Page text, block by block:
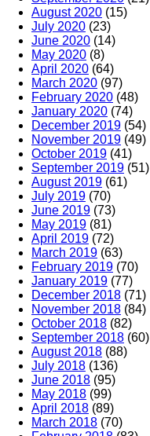
August 2020 (15)
July 2020 (23)
June 2020 (14)
May 2020 (8)
April 2020 (64)
March 2020 (97)
February 2020 (48)
January 2020 (74)
December 2019 (54)
November 2019 (49)
October 2019 (41)
September 2019 (51)
August 2019 (61)
July 2019 (70)
June 2019 (73)
May 2019 (81)
April 2019 (72)
March 2019 (63)
February 2019 (70)
January 2019 (77)
December 2018 (71)
November 2018 (84)
October 2018 (82)
September 2018 (60)
August 2018 (88)
July 2018 (136)
June 2018 (95)
May 2018 (99)
April 2018 (89)
March 2018 (70)